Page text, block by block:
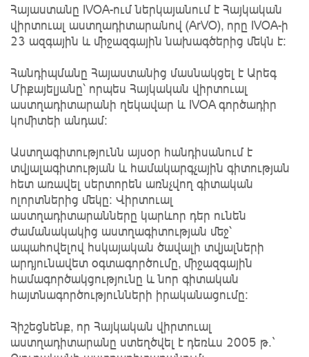
Հայաստանը IVOA-ում ներկայանում է Հայկական
վիրտուալ աստղադիտարանով (ArVO), որը IVOA-ի
23 ազգային և միջազգային նախագծերից մեկն է։
Հանդիպմանը Հայաստանից մասնակցել է Արեգ
Միքայելյանը՝ որպես Հայկական վիրտուալ
աստղադիտարանի ղեկավար և IVOA գործադիր
կոմիտեի անդամ։
Աստղագիտությունն այսօր հանդիսանում է
տվյալագիտության և համակարգչային գիտության
հետ առավել սերտորեն առնչվող գիտական
ոլորտներից մեկը։ Վիրտուալ
աստղադիտարանները կարևոր դեր ունեն
ժամանակակից աստղագիտության մեջ՝
ապահովելով հսկայական ծավալի տվյալների
արդյունավետ օգտագործումը, միջազգային
համագործակցությունը և նոր գիտական
հայտնագործությունների իրականացումը։
Հիշեցնենք, որ Հայկական վիրտուալ
աստղադիտարանը ստեղծվել է դեռևս 2005 թ.`